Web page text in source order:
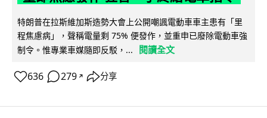
特朗普在拉斯維加斯造勢大會上公開嘲諷電動車車主患有「里
程焦慮病」，聲稱電量剩 75% 便發作，並重申已廢除電動車強
制令。惟專業車媒隨即反駁，...
閱讀全文
636 279 ↗ 分享